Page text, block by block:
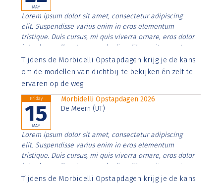
MAY
Lorem ipsum dolor sit amet, consectetur adipiscing
elit. Suspendisse varius enim in eros elementum
tristique. Duis cursus, mi quis viverra ornare, eros dolor
interdum nulla, ut commodo diam libero vitae erat.
Aenean faucibus nibh et justo cursus id rutrum lorem
imperdiet. Nunc ut sem vitae risus tristique posuere.
Tijdens de Morbidelli Opstapdagen krijg je de kans
om de modellen van dichtbij te bekijken én zelf te
ervaren op de weg.
Friday
15
MAY
Morbidelli Opstapdagen 2026
De Meern (UT)
Lorem ipsum dolor sit amet, consectetur adipiscing
elit. Suspendisse varius enim in eros elementum
tristique. Duis cursus, mi quis viverra ornare, eros dolor
interdum nulla, ut commodo diam libero vitae erat.
Aenean faucibus nibh et justo cursus id rutrum lorem
Tijdens de Morbidelli Opstapdagen krijg je de kans